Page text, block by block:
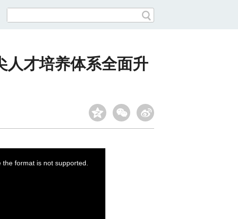
人才培养体系全面升
format is not supported.